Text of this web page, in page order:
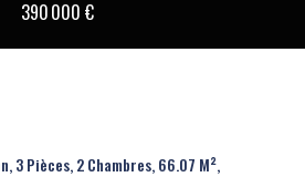
390 000 €
3 Pièces, 2 Chambres, 66.07 M²,